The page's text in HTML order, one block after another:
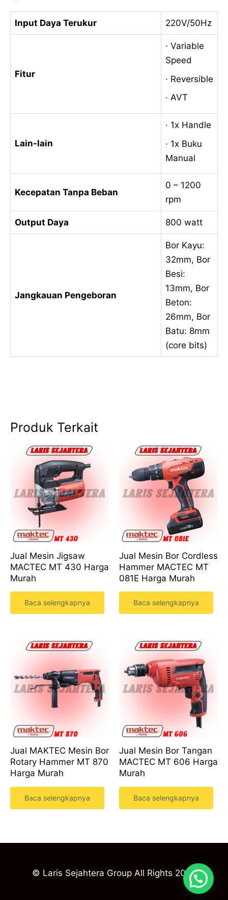
Input Daya Terukur 220V/50Hz
Fitur
· Variable
Speed
· Reversible
· AVT
Lain-lain
· 1x Handle
· 1x Buku
Manual
Kecepatan Tanpa Beban
0 – 1200
rpm
Output Daya 800 watt
Jangkauan Pengeboran
Bor Kayu:
32mm, Bor
Besi:
13mm, Bor
Beton:
26mm, Bor
Batu: 8mm
(core bits)
Produk Terkait
Jual Mesin Jigsaw
MACTEC MT 430 Harga
Murah
Baca selengkapnya
Jual Mesin Bor Cordless
Hammer MACTEC MT
081E Harga Murah
Baca selengkapnya
Jual MAKTEC Mesin Bor
Rotary Hammer MT 870
Harga Murah
Baca selengkapnya
Jual Mesin Bor Tangan
MACTEC MT 606 Harga
Murah
Baca selengkapnya
© Laris Sejahtera Group All Rights 2023